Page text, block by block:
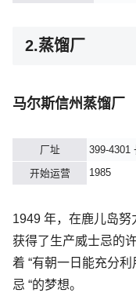
2.蒸馏厂
马尔斯信州蒸馏厂
厂址
399-4301
开始运营
1985
1949 年，在鹿儿岛努
获得了生产威士忌的
着 “有朝一日能充分
忌 “的梦想。